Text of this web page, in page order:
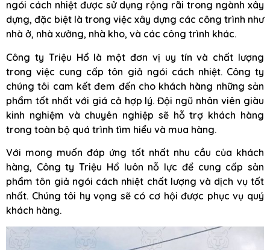
ngói cách nhiệt được sử dụng rộng rãi trong ngành xây
dựng, đặc biệt là trong việc xây dựng các công trình như
nhà ở, nhà xưởng, nhà kho, và các công trình khác.
Công ty Triệu Hổ là một đơn vị uy tín và chất lượng
trong việc cung cấp tôn giả ngói cách nhiệt. Công ty
chúng tôi cam kết đem đến cho khách hàng những sản
phẩm tốt nhất với giá cả hợp lý. Đội ngũ nhân viên giàu
kinh nghiệm và chuyên nghiệp sẽ hỗ trợ khách hàng
trong toàn bộ quá trình tìm hiểu và mua hàng.
Với mong muốn đáp ứng tốt nhất nhu cầu của khách
hàng, Công ty Triệu Hổ luôn nỗ lực để cung cấp sản
phẩm tôn giả ngói cách nhiệt chất lượng và dịch vụ tốt
nhất. Chúng tôi hy vọng sẽ có cơ hội được phục vụ quý
khách hàng.